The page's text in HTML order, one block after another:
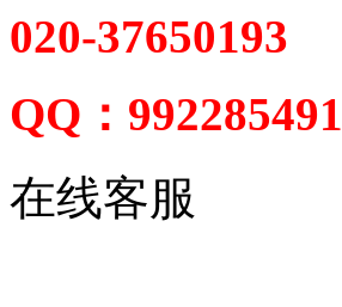
020-37650193
QQ：992285491
在线客服